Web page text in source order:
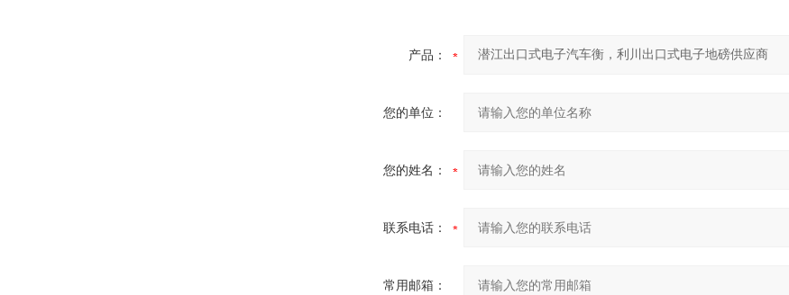
产品：
您的单位：
您的姓名：
联系电话：
常用邮箱：